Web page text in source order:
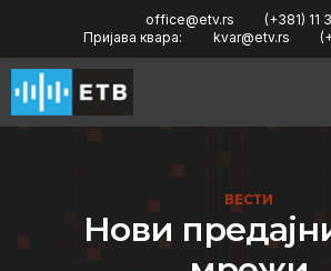
office@etv.rs
(+381) 11
Пријава квара:
kvar@etv.rs
ВЕСТИ
Нови